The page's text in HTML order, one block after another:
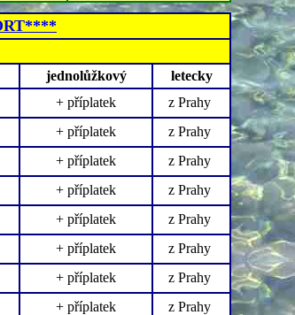
jednolůžkový
letecky
+ příplatek
z Prahy
+ příplatek
z Prahy
+ příplatek
z Prahy
+ příplatek
z Prahy
+ příplatek
z Prahy
+ příplatek
z Prahy
+ příplatek
z Prahy
+ příplatek
z Prahy